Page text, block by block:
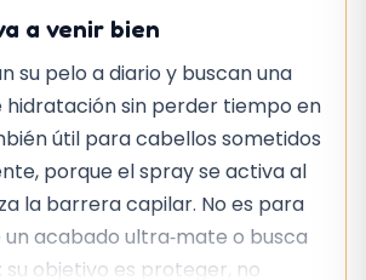
a venir bien
su pelo a diario y buscan una
sin perder tiempo en
útil para cabellos sometidos
porque el spray se activa al
la barrera capilar. No es para
acabado ultra‑mate o busca
su objetivo es proteger, no